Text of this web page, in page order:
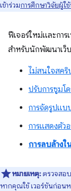
เข้าร่วมการศึกษาวิจัยผู้ใ
ฟีเจอร์ใหม่และกา
สำหรับนักพัฒนาเว็
ไม่สนใจสค
ปรับการซูมโ
การจัดรูปแ
การแสดงตัว
การลบล้างใ
หมายเหตุ:ตรวจสอ
หากคุณใช้ เวอร์ชันก่อนห